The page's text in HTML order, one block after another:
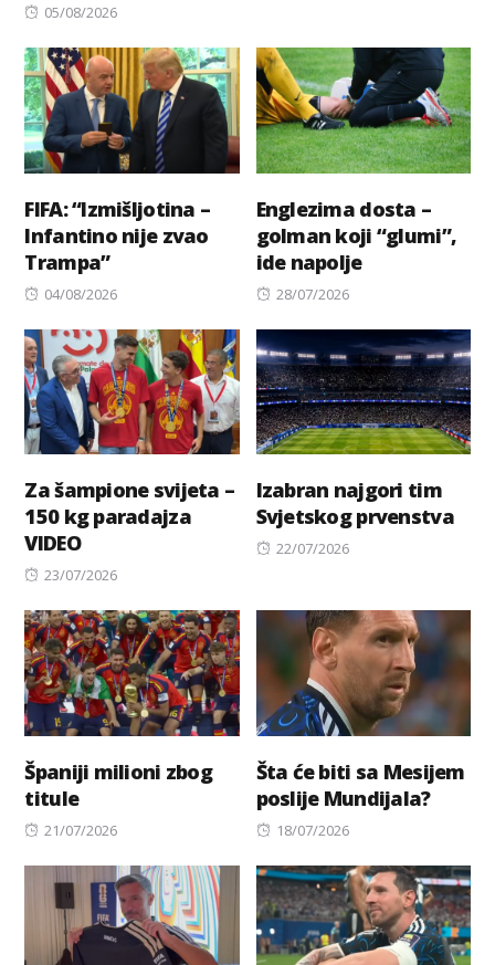
Posted
05/08/2026
FIFA: “Izmišljotina –
Infantino nije zvao
Trampa”
Posted
04/08/2026
Englezima dosta –
golman koji “glumi”,
ide napolje
Posted
28/07/2026
Za šampione svijeta –
150 kg paradajza
VIDEO
Posted
23/07/2026
Izabran najgori tim
Svjetskog prvenstva
Posted
22/07/2026
Španiji milioni zbog
titule
Posted
21/07/2026
Šta će biti sa Mesijem
poslije Mundijala?
Posted
18/07/2026